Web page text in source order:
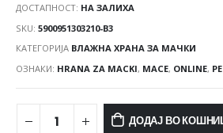
ДОСТАПНОСТ: НА ЗАЛИХА
SKU: 5900951303210-B3
КАТЕГОРИЈА ВЛАЖНА ХРАНА ЗА МАЧКИ
ОЗНАКИ: HRANA ZA MACKI, MACE, ONLINE,
ДОДАЈ ВО